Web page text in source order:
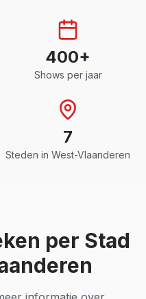
400+
Shows per jaar
7
Steden in West-Vlaanderen
per Stad